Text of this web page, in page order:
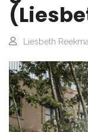
Liesbeth